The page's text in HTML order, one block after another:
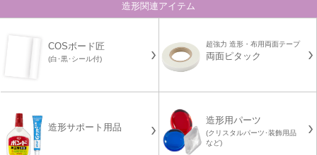
造形関連アイテム
COSボード匠
(白･黒･シール付)
超強力 造形・布用両面テープ
両面ピタック
造形サポート用品
造形用パーツ
(クリスタルパーツ･装飾用品
など)